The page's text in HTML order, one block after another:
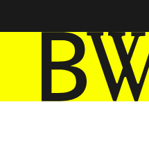
BWA Wrocław
Galerie Sztuki